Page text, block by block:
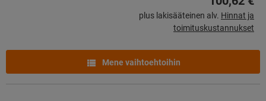
plus lakisääteinen alv. Hinnat ja
toimituskustannukset
Mene vaihtoehtoihin